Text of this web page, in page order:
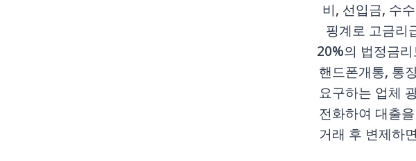
비, 선입금, 수
핑계로 고금리
20%의 법정금
핸드폰개통, 통
요구하는 업체
전화하여 대출
거래 후 변제하